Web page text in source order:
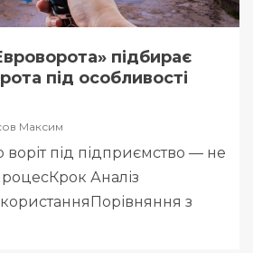
підбирає
під особливості
Максим
воріт під підприємство — не
Аналіз
з